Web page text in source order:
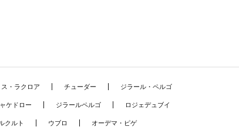
・ラクロア チューダー ジラール・ペルゴ
ケドロー ジラールペルゴ ロジェデュブイ
クルト ウブロ オーデマ・ピゲ